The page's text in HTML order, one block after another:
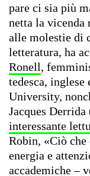
pare ci sia più
netta la vicenda
alle molestie di
letteratura, ha
Ronell,
tedesca,
University,
Jacques
interessante
Robin, «Ciò che
energia e
accademiche –